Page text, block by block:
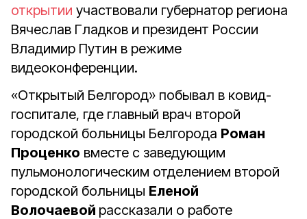
открытии участвовали губернатор региона
Вячеслав Гладков и президент России
Владимир Путин в режиме
видеоконференции.
«Открытый Белгород» побывал в ковид-
госпитале, где главный врач второй
городской больницы Белгорода Роман
Проценко вместе с заведующим
пульмонологическим отделением второй
городской больницы Еленой
Волочаевой рассказали о работе